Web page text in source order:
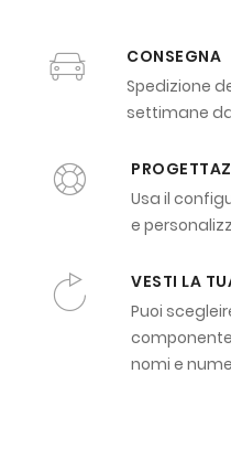
CONSEGNA
Spedizione
settimane
Usa il
e
VESTI LA
Puoi
nomi e